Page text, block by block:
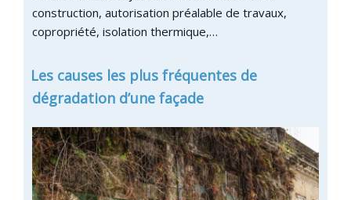
construction, autorisation préalable de travaux,
copropriété, isolation thermique,…
Les causes les plus fréquentes de
dégradation d’une façade